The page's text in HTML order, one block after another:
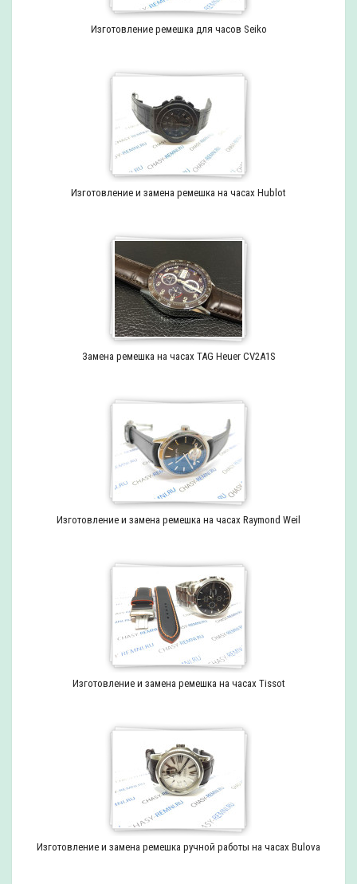
Изготовление ремешка для часов Seiko
Изготовление и замена ремешка на часах Hublot
Замена ремешка на часах TAG Heuer CV2A1S
Изготовление и замена ремешка на часах Raymond Weil
Изготовление и замена ремешка на часах Tissot
Изготовление и замена ремешка ручной работы на часах Bulova